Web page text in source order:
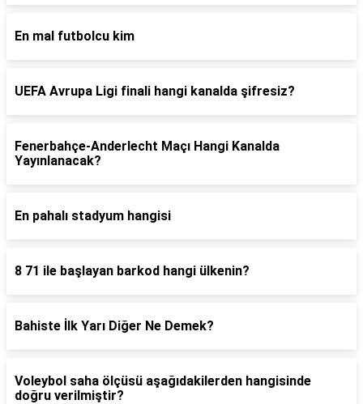
En mal futbolcu kim
UEFA Avrupa Ligi finali hangi kanalda şifresiz?
Fenerbahçe-Anderlecht Maçı Hangi Kanalda
Yayınlanacak?
En pahalı stadyum hangisi
8 71 ile başlayan barkod hangi ülkenin?
Bahiste İlk Yarı Diğer Ne Demek?
Voleybol saha ölçüsü aşağıdakilerden hangisinde
doğru verilmiştir?